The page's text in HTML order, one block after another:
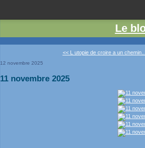
Le
<< L utopie de croire a un chemin...
12 novembre 2025
11 novembre 2025